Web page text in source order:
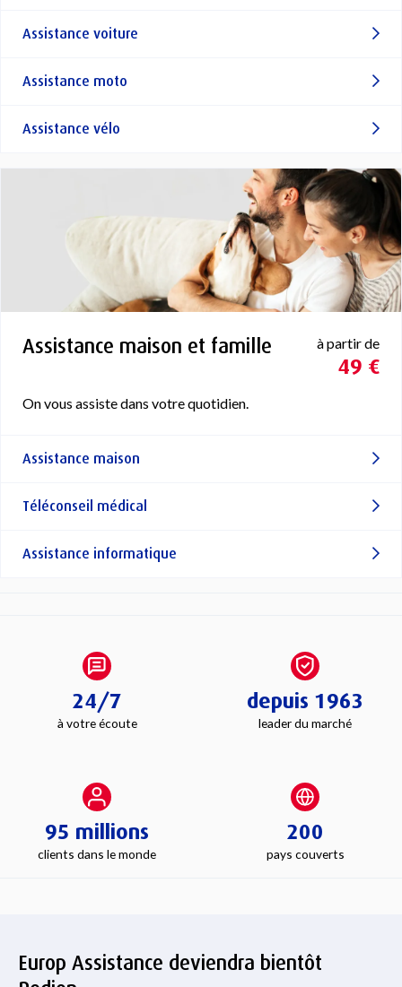
Assistance voiture
Assistance moto
Assistance vélo
Assistance maison et famille à partir de
49 €
On vous assiste dans votre quotidien.
Assistance maison
Téléconseil médical
Assistance informatique
24/7
à votre écoute
depuis 1963
leader du marché
95 millions
clients dans le monde
200
pays couverts
Europ Assistance deviendra bientôt